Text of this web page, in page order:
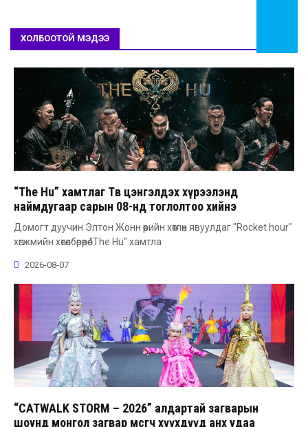
ХОЛБООТОЙ МЭДЭЭ
“The Hu” хамтлаг Төв цэнгэлдэх хүрээлэнд
наймдугаар сарын 08-нд тоглолтоо хийнэ
Домогт дуучин Элтон Жонн өөрийн хөтлөн явуулдаг "Rocket hour"
хөгжмийн хөтөлбөрөөрөө "The Hu" хамтла
2026-08-07
“CATWALK STORM – 2026” алдартай загварын
шоунд монгол загвар өмсөгч хүүхдүүд анх удаа